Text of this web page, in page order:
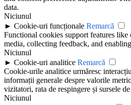
data.
Niciunul
► Cookie-uri funcționale Remarcă
Functional cookies support features like
media, collecting feedback, and
Niciunul
► Cookie-uri analitice Remarcă
Cookie-urile analitice urmăresc
informații generale despre valorile
vizitatori, rata de respingere și sursele
Niciunul